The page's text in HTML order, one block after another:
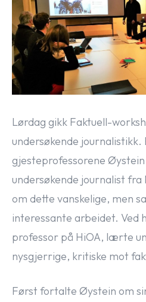
Lørdag gikk Faktuell-
undersøkende journalistikk.
gjesteprofessorene
undersøkende journalist
om dette vanskelige, men
interessante arbeidet. Ved
professor på HiOA, lærte
nysgjerrige, kritiske mot
Først fortalte Øystein om